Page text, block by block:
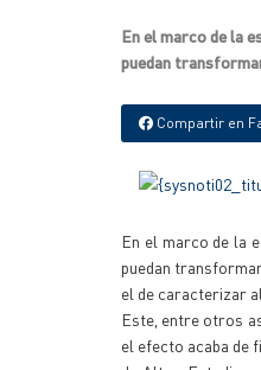
En el marco de la
puedan
Compartir en
En el marco de la
puedan
el de caracterizar
Este, entre otros
el efecto acaba de